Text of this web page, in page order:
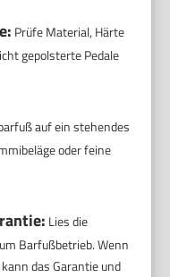
Prüfe Material, Härte
gepolsterte Pedale
auf ein stehendes
oder feine
Lies die
Barfußbetrieb. Wenn
das Garantie und